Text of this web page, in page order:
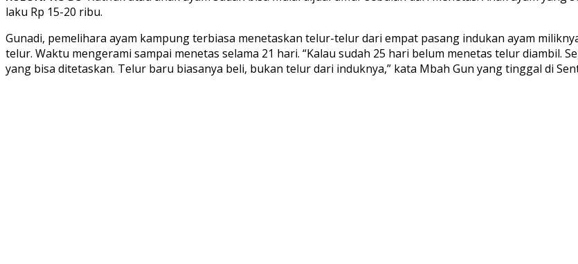
laku Rp 15-20 ribu.
Gunadi, pemelihara ayam kampung terbiasa menetaskan telur-telur dari empat pasang indukan ayam
telur. Waktu mengerami sampai menetas selama 21 hari. “Kalau sudah 25 hari belum menetas telur
yang bisa ditetaskan. Telur baru biasanya beli, bukan telur dari induknya,” kata Mbah Gun yang tinggal di